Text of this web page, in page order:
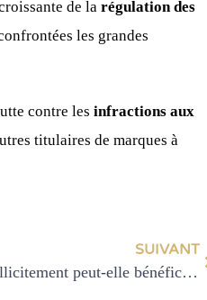
de la régulation des
les grandes
contre les infractions aux
titulaires de marques à
SUIVANT
Une œuvre créée illicitement peut-elle bénéficier de la protection du droit d’auteur ?